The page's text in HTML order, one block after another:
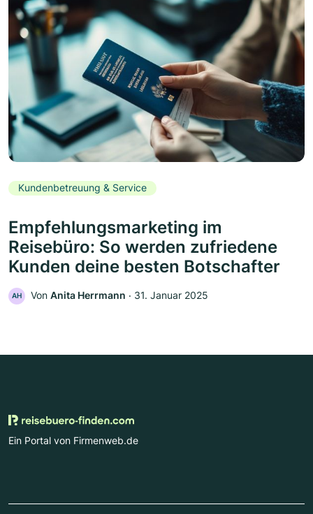
Kundenbetreuung & Service
Empfehlungsmarketing im
Reisebüro: So werden zufriedene
Kunden deine besten Botschafter
AH Von Anita Herrmann ‧ 31. Januar 2025
Ein Portal von Firmenweb.de